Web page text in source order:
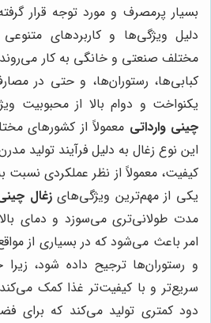
بسیار پرمصرف و مورد توجه قرار
دلیل ویژگی‌ها و کاربردهای
مختلف صنعتی و خانگی به کار می‌روند.
کبابی‌ها، رستوران‌ها، و حتی در
یکنواخت و دوام بالا از محبوبیت
چینی وارداتی معمولاً از کشورهای
این نوع زغال به دلیل فرآیند تولید
کیفیت، معمولاً از نظر عملکردی نسبت
یکی از مهم‌ترین ویژگی‌هایزغال
مدت طولانی‌تری می‌سوزد و دمای
امر باعث می‌شود که در بسیاری از
و رستوران‌ها ترجیح داده شود،
سریع‌تر و با کیفیت‌تر غذا کمک
دود کمتری تولید می‌کند که برای